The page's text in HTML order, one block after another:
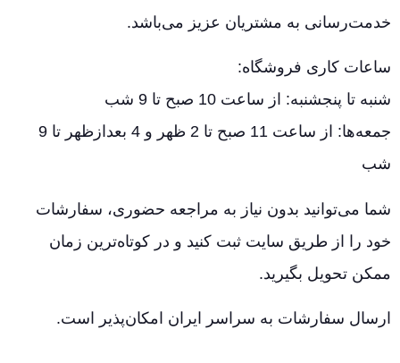
خدمت‌رسانی به مشتریان عزیز می‌باشد.
ساعات کاری فروشگاه:
شنبه تا پنجشنبه: از ساعت 10 صبح تا 9 شب
جمعه‌ها: از ساعت 11 صبح تا 2 ظهر و 4 بعدازظهر تا 9
شب
شما می‌توانید بدون نیاز به مراجعه حضوری، سفارشات
خود را از طریق سایت ثبت کنید و در کوتاه‌ترین زمان
ممکن تحویل بگیرید.
ارسال سفارشات به سراسر ایران امکان‌پذیر است.